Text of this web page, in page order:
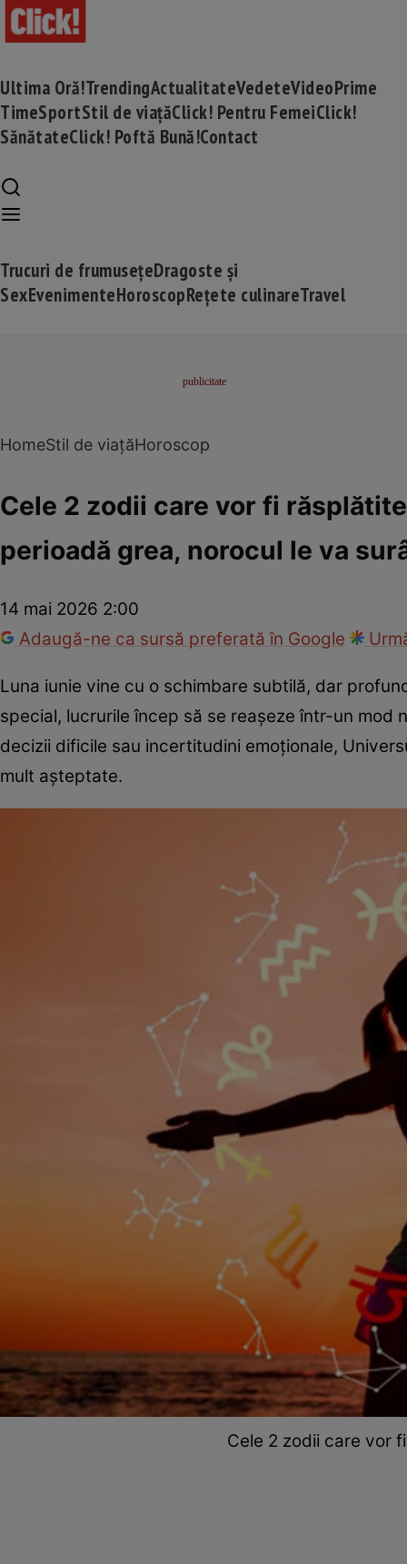
Ultima Oră!TrendingActualitateVedeteVideoPrime
TimeSportStil de viațăClick! Pentru FemeiClick!
SănătateClick! Poftă Bună!Contact
Trucuri de frumusețeDragoste și
SexEvenimenteHoroscopRețete culinareTravel
HomeStil de viațăHoroscop
Cele 2 zodii care vor fi
perioadă grea, norocul le va
14 mai 2026 2:00
Adaugă-ne ca sursă preferată în Google
Luna iunie vine cu o schimbare subtilă, dar
special, lucrurile încep să se reașeze într-un
decizii dificile sau incertitudini emoționale,
mult așteptate.
Cele 2 zodii care vor